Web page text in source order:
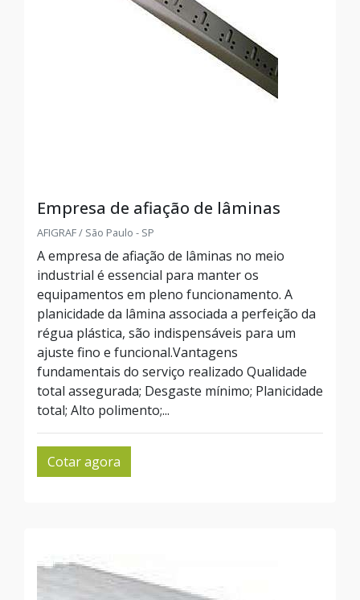
Empresa de afiação de lâminas
AFIGRAF / São Paulo - SP
A empresa de afiação de lâminas no meio
industrial é essencial para manter os
equipamentos em pleno funcionamento. A
planicidade da lâmina associada a perfeição da
régua plástica, são indispensáveis para um
ajuste fino e funcional.Vantagens
fundamentais do serviço realizado Qualidade
total assegurada; Desgaste mínimo; Planicidade
total; Alto polimento;...
Cotar agora